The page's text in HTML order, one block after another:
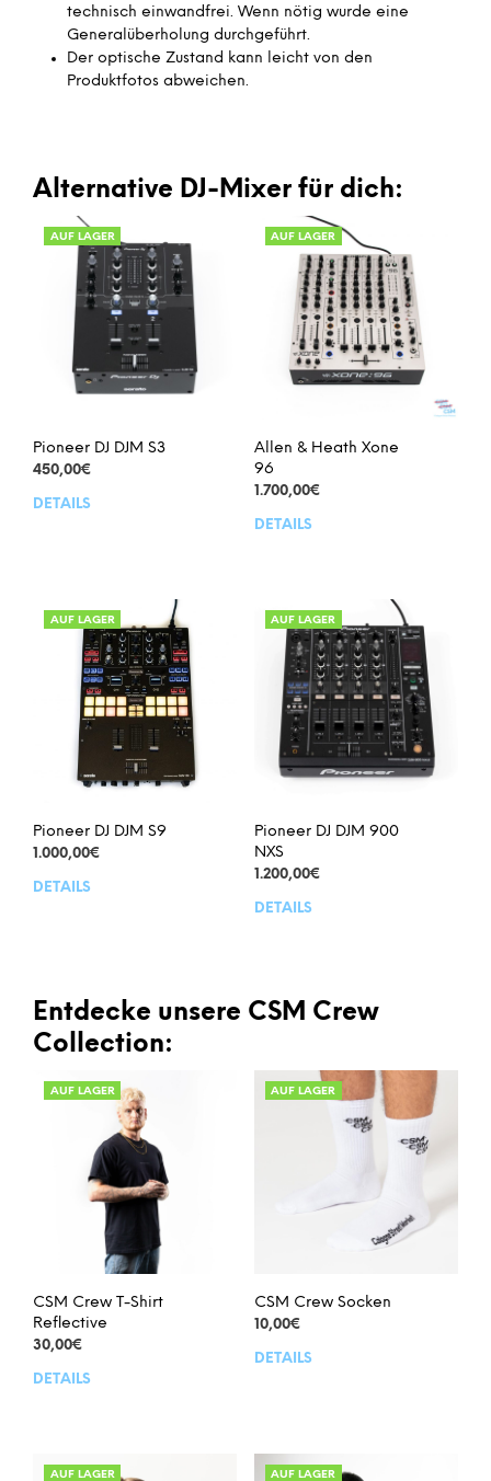
technisch einwandfrei. Wenn nötig wurde eine
Generalüberholung durchgeführt.
Der optische Zustand kann leicht von den
Produktfotos abweichen.
Alternative DJ-Mixer für dich:
AUF LAGER
Pioneer DJ DJM S3
450,00€
DETAILS
AUF LAGER
Allen & Heath Xone
96
1.700,00€
DETAILS
AUF LAGER
Pioneer DJ DJM S9
1.000,00€
DETAILS
AUF LAGER
Pioneer DJ DJM 900
NXS
1.200,00€
DETAILS
Entdecke unsere CSM Crew
Collection:
AUF LAGER
CSM Crew T-Shirt
Reflective
30,00€
DETAILS
mehrere
Varianten
AUF LAGER
CSM Crew Socken
10,00€
DETAILS
AUF LAGER AUF LAGER